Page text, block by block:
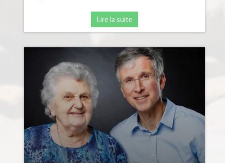
Lire la suite